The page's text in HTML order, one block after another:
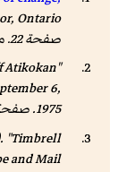
صفحة 22. مؤرشف من
Atikokan
6,
1975. صفحة 5.
"Timbrell
and Mail